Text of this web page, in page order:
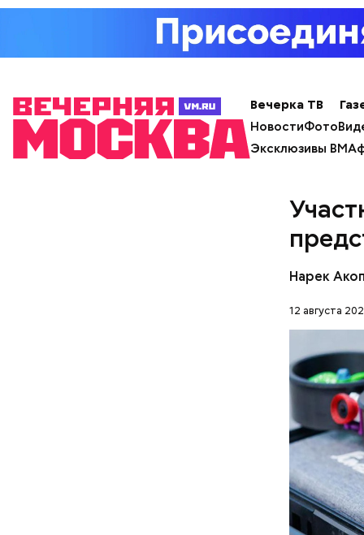
Вечерка ТВ
НовостиФото
Эксклюзивы ВМ
Нарек
12 августа
На
подборки
на
В
Где